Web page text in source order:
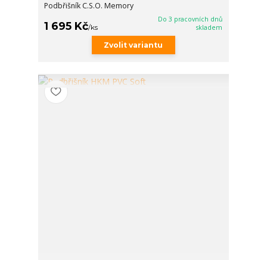
Podbřišník C.S.O. Memory
1 695 Kč/ks
Do 3 pracovních dnů
skladem
Zvolit variantu